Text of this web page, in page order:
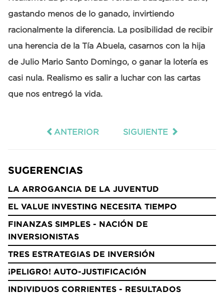
gastando menos de lo ganado, invirtiendo
racionalmente la diferencia. La posibilidad de recibir
una herencia de la Tía Abuela, casarnos con la hija
de Julio Mario Santo Domingo, o ganar la lotería es
casi nula. Realismo es salir a luchar con las cartas
que nos entregó la vida.
ANTERIOR SIGUIENTE
SUGERENCIAS
LA ARROGANCIA DE LA JUVENTUD
EL VALUE INVESTING NECESITA TIEMPO
FINANZAS SIMPLES - NACIÓN DE
INVERSIONISTAS
TRES ESTRATEGIAS DE INVERSIÓN
¡PELIGRO! AUTO-JUSTIFICACIÓN
INDIVIDUOS CORRIENTES - RESULTADOS